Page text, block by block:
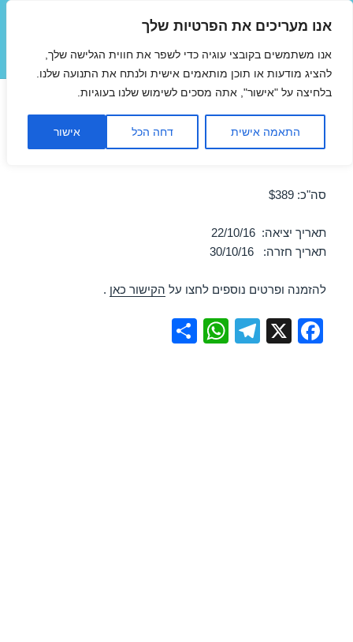
אנו מעריכים את הפרטיות שלך
אנו משתמשים בקובצי עוגיה כדי לשפר את חווית הגלישה שלך,
להציג מודעות או תוכן מותאמים אישית ולנתח את התנועה שלנו.
בלחיצה על "אישור", אתה מסכים לשימוש שלנו בעוגיות.
התאמה אישית דחה הכל אישור
תפריטים
ווידג'טים
טיסות זולות לרומא 22/10/2016
סה"כ: $389
תאריך יציאה: 22/10/16
תאריך חזרה: 30/10/16
להזמנה ופרטים נוספים לחצו על הקישור כאן .
F
X
T
W